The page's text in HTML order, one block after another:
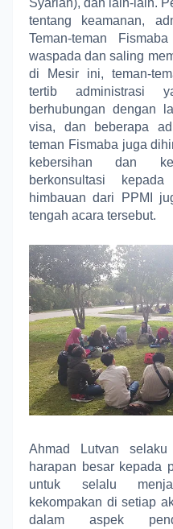
Syariah), dan lain-lain.
tentang keamanan,
Teman-teman
waspada dan saling
di Mesir ini, teman-
tertib administrasi
berhubungan dengan
visa, dan beberapa
teman Fismaba juga
kebersihan dan
berkonsultasi
himbauan dari PPMI
tengah acara tersebut.
Ahmad Lutvan
harapan besar kepada
untuk selalu
kekompakan di setiap
dalam aspek